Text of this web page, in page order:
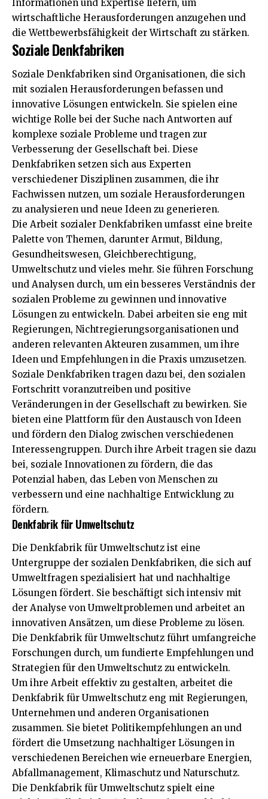
Informationen und Expertise liefern, um
wirtschaftliche Herausforderungen anzugehen und
die Wettbewerbsfähigkeit der Wirtschaft zu stärken.
Soziale Denkfabriken
Soziale Denkfabriken sind Organisationen, die sich
mit sozialen Herausforderungen befassen und
innovative Lösungen entwickeln. Sie spielen eine
wichtige Rolle bei der Suche nach Antworten auf
komplexe soziale Probleme und tragen zur
Verbesserung der Gesellschaft bei. Diese
Denkfabriken setzen sich aus Experten
verschiedener Disziplinen zusammen, die ihr
Fachwissen nutzen, um soziale Herausforderungen
zu analysieren und neue Ideen zu generieren.
Die Arbeit sozialer Denkfabriken umfasst eine breite
Palette von Themen, darunter Armut, Bildung,
Gesundheitswesen, Gleichberechtigung,
Umweltschutz und vieles mehr. Sie führen Forschung
und Analysen durch, um ein besseres Verständnis der
sozialen Probleme zu gewinnen und innovative
Lösungen zu entwickeln. Dabei arbeiten sie eng mit
Regierungen, Nichtregierungsorganisationen und
anderen relevanten Akteuren zusammen, um ihre
Ideen und Empfehlungen in die Praxis umzusetzen.
Soziale Denkfabriken tragen dazu bei, den sozialen
Fortschritt voranzutreiben und positive
Veränderungen in der Gesellschaft zu bewirken. Sie
bieten eine Plattform für den Austausch von Ideen
und fördern den Dialog zwischen verschiedenen
Interessengruppen. Durch ihre Arbeit tragen sie dazu
bei, soziale Innovationen zu fördern, die das
Potenzial haben, das Leben von Menschen zu
verbessern und eine nachhaltige Entwicklung zu
fördern.
Denkfabrik für Umweltschutz
Die Denkfabrik für Umweltschutz ist eine
Untergruppe der sozialen Denkfabriken, die sich auf
Umweltfragen spezialisiert hat und nachhaltige
Lösungen fördert. Sie beschäftigt sich intensiv mit
der Analyse von Umweltproblemen und arbeitet an
innovativen Ansätzen, um diese Probleme zu lösen.
Die Denkfabrik für Umweltschutz führt umfangreiche
Forschungen durch, um fundierte Empfehlungen und
Strategien für den Umweltschutz zu entwickeln.
Um ihre Arbeit effektiv zu gestalten, arbeitet die
Denkfabrik für Umweltschutz eng mit Regierungen,
Unternehmen und anderen Organisationen
zusammen. Sie bietet Politikempfehlungen an und
fördert die Umsetzung nachhaltiger Lösungen in
verschiedenen Bereichen wie erneuerbare Energien,
Abfallmanagement, Klimaschutz und Naturschutz.
Die Denkfabrik für Umweltschutz spielt eine